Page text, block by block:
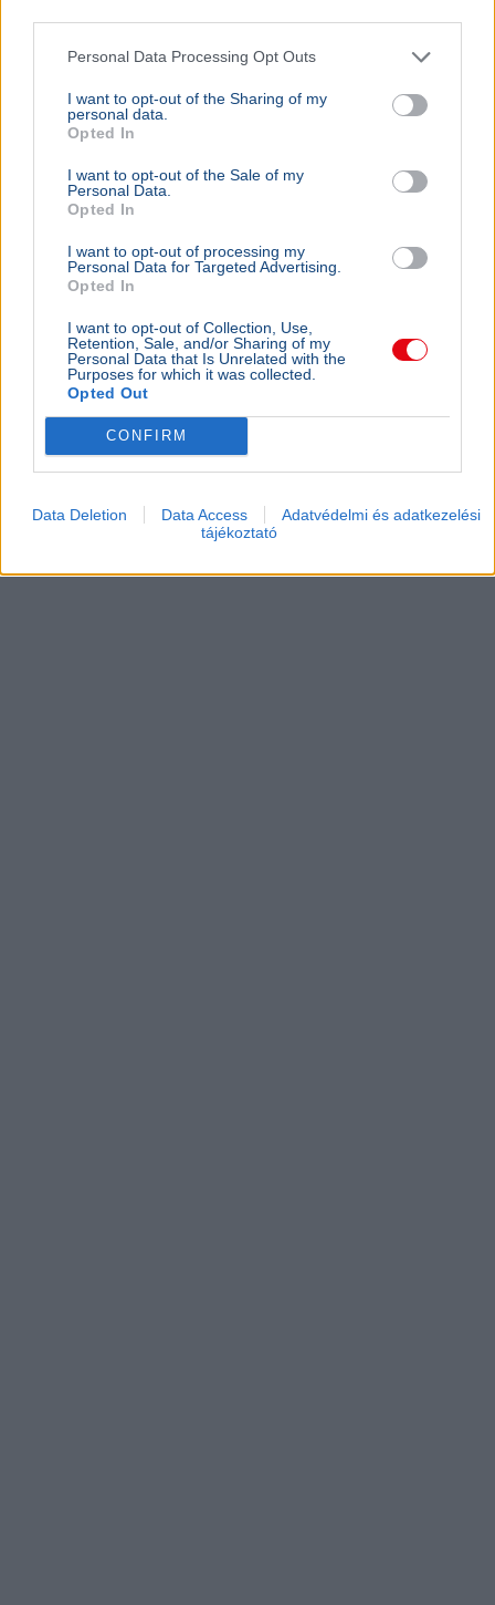
Personal Data Processing Opt Outs
I want to opt-out of the Sharing of my
personal data.
Opted In
I want to opt-out of the Sale of my
Personal Data.
Opted In
I want to opt-out of processing my
Personal Data for Targeted Advertising.
Opted In
I want to opt-out of Collection, Use,
Retention, Sale, and/or Sharing of my
Personal Data that Is Unrelated with the
Purposes for which it was collected.
Opted Out
CONFIRM
Data Deletion Data Access
Adatvédelmi és adatkezelési
tájékoztató